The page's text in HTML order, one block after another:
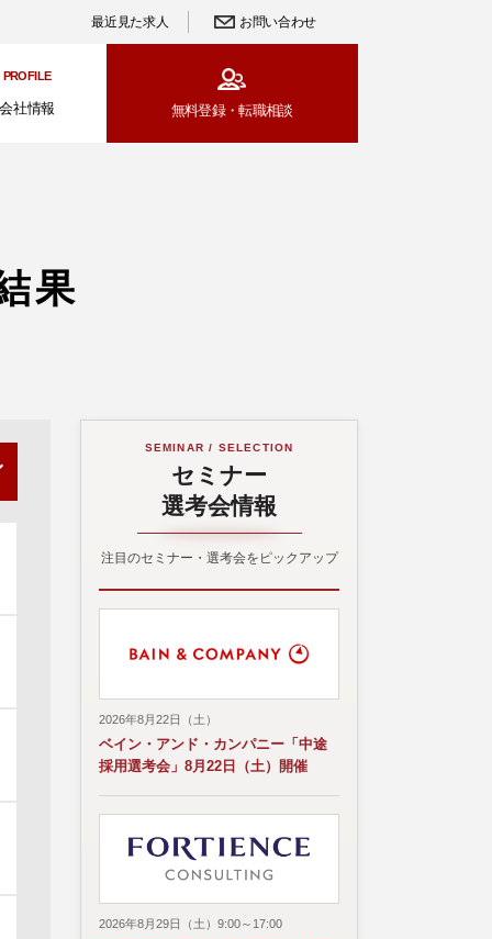
最近見た求人 お問い合わせ
PROFILE
会社情報 無料登録・転職相談
果
SEMINAR / SELECTION
セミナー
選考会情報
注目のセミナー・選考会をピックアップ
2026年8月22日（土）
ベイン・アンド・カンパニー「中途
採用選考会」8月22日（土）開催
2026年8月29日（土）9:00～17:00